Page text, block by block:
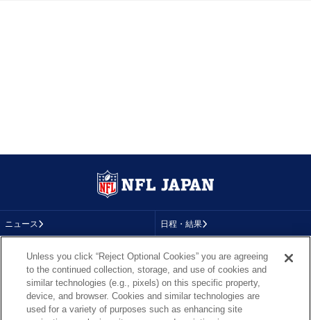
ニュース 日程・結果
コラム テレビ
画像
チーム 順位表
Unless you click “Reject Optional Cookies” you are agreeing
to the continued collection, storage, and use of cookies and
similar technologies (e.g., pixels) on this specific property,
device, and browser. Cookies and similar technologies are
used for a variety of purposes such as enhancing site